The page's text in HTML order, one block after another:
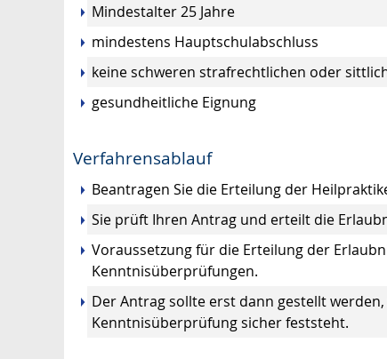
Mindestalter 25 Jahre
mindestens Hauptschulabschluss
keine schweren strafrechtlichen oder
gesundheitliche Eignung
Verfahrensablauf
Beantragen Sie die Erteilung der
Sie prüft Ihren Antrag und erteilt die
Voraussetzung für die Erteilung der
Kenntnisüberprüfungen.
Der Antrag sollte erst dann gestellt
Kenntnisüberprüfung sicher feststeht.